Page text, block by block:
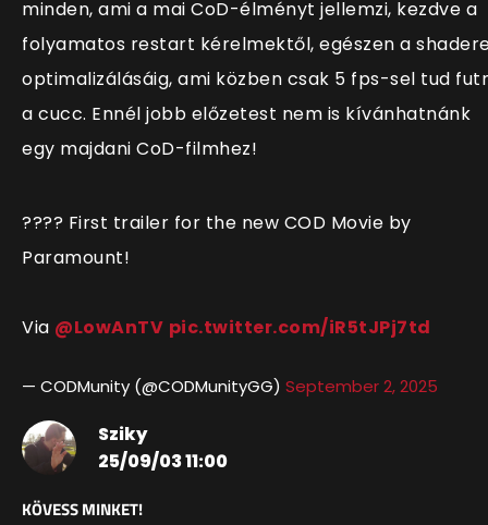
minden, ami a mai CoD-élményt jellemzi, kezdve a
folyamatos restart kérelmektől, egészen a
optimalizálásáig, ami közben csak 5 fps-sel tud
a cucc. Ennél jobb előzetest nem is kívánhatnánk
egy majdani CoD-filmhez!
???? First trailer for the new COD Movie by
Paramount!
Via @LowAnTV pic.twitter.com/iR5tJPj7td
— CODMunity (@CODMunityGG) September 2, 2025
Sziky
25/09/03 11:00
KÖVESS MINKET!